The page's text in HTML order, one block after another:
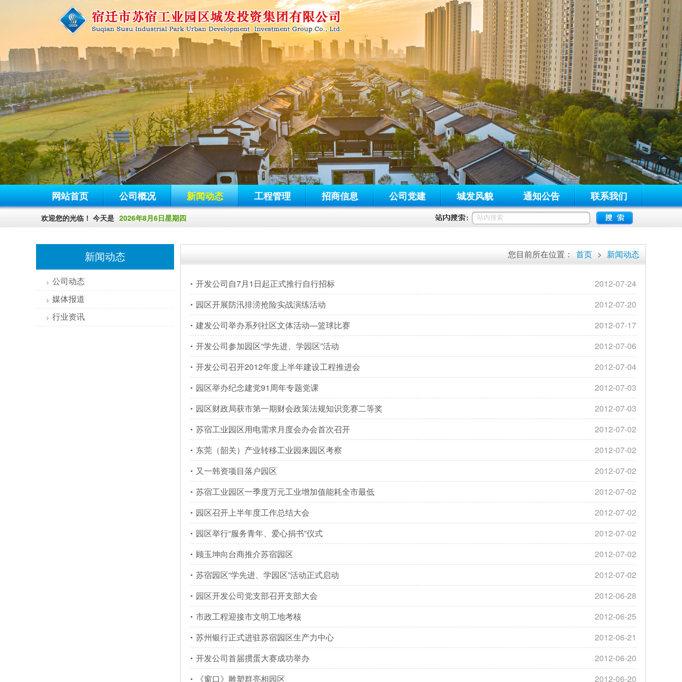
网站首页 公司概况 新闻动态 工程管理 招商信息 公司党建 城发风貌 通知公告 联系我们
欢迎您的光临！ 今天是 2026年8月6日星期四
新闻动态
> 公司动态
> 媒体报道
> 行业资讯
您目前所在位置： 首页 > 新闻动态
开发公司自7月1日起正式推行自行招标
2012-07-24
园区开展防汛排涝抢险实战演练活动
2012-07-20
建发公司举办系列社区文体活动—篮球比赛
2012-07-17
开发公司参加园区“学先进、学园区”活动
2012-07-06
开发公司召开2012年度上半年建设工程推进会
2012-07-04
园区举办纪念建党91周年专题党课
2012-07-03
园区财政局获市第一期财会政策法规知识竞赛二等奖
2012-07-03
苏宿工业园区用电需求月度会办会首次召开
2012-07-02
东莞（韶关）产业转移工业园来园区考察
2012-07-02
又一韩资项目落户园区
2012-07-02
苏宿工业园区一季度万元工业增加值能耗全市最低
2012-07-02
园区召开上半年度工作总结大会
2012-07-02
园区举行“服务青年、爱心捐书”仪式
2012-07-02
顾玉坤向台商推介苏宿园区
2012-07-02
苏宿园区“学先进、学园区”活动正式启动
2012-07-02
园区开发公司党支部召开支部大会
2012-06-28
市政工程迎接市文明工地考核
2012-06-25
苏州银行正式进驻苏宿园区生产力中心
2012-06-21
开发公司首届掼蛋大赛成功举办
2012-06-20
《窗口》雕塑群亮相园区
2012-06-20